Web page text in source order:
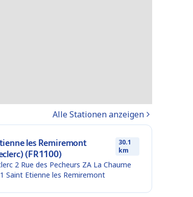
Alle Stationen anzeigen
les Remiremont
(FR1100)
30.1
km
2 Rue des Pecheurs ZA La Chaume
Saint Etienne les Remiremont